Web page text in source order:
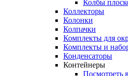
Колбы
Коллекторы
Колонки
Колпачки
Комплекты для
Комплекты и
Конденсаторы
Контейнеры
Посмотреть